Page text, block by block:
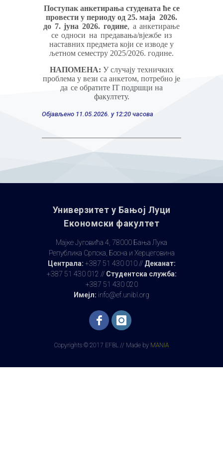
Поступак анкетирања студената ће се
провести у периоду од 25. маја 2026.
до 7. јуна 2026. године, а анкетирање
се односи на предавања/вјежбе из
наставних предмета који се изводе у
љетном семестру 2025/2026. године.
НАПОМЕНА: У случају техничких
проблема у вези са анкетом, потребно је
да се обратитеIT подршци на
факултету.
Објављено 11.05.2026. у 12:20 часова
Универзитет у Бањoj Луци
Економски факултет
Мајке Југовића 4, 78000 Бања Лука
Република Српска, Босна и Херцеговина
Централа: +387 51 430 010 // Деканат:
+387 51 430 012 // Студентска служба:
+387 51 430 020
Имејл: info@ef.unibl.org
Copyrights © 2017 EFBL // Made by MANIA